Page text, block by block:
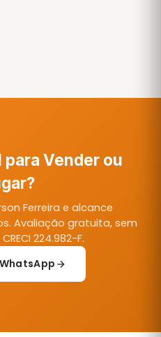
para Vender ou
Ferreira e alcance
Avaliação gratuita, sem
224.982-F.